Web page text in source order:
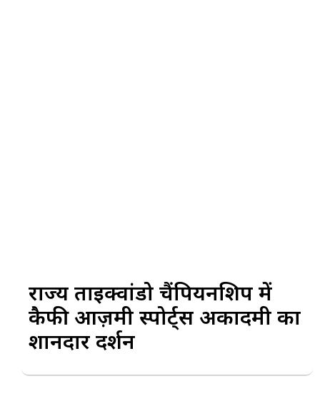
राज्य ताइक्वांडो चैंपियनशिप में
कैफी आज़मी स्पोर्ट्स अकादमी का
शानदार प्रदर्शन